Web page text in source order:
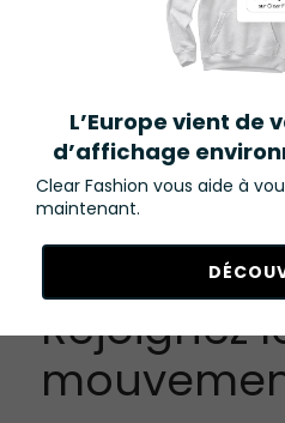
Ressources
Affichage
Attentes
Aides financières
Espace presse
Rejoignez
L’Europe vient de
d’affichage
Clear Fashion vous aide à
maintenant.